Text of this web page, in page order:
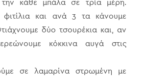
την κάθε μπάλα σε τρία μέρη.
και ανά 3 τα κάνουμε
δύο τσουρέκια και, αν
κόκκινα αυγά στις
σε λαμαρίνα στρωμένη με